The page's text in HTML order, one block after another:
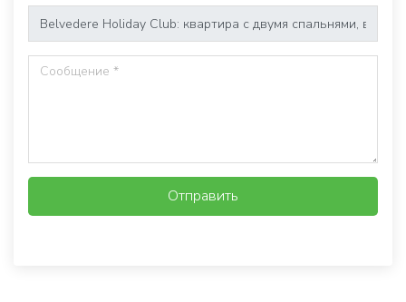
Отправить